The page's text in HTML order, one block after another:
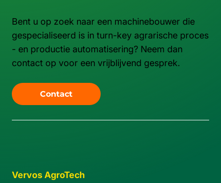
Bent u op zoek naar een machinebouwer die
gespecialiseerd is in turn-key agrarische proces
- en productie automatisering? Neem dan
contact op voor een vrijblijvend gesprek.
Contact
Vervos AgroTech